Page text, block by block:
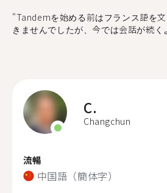
"​​Tandemを始める前はフランス語を
きませんでしたが、今では会話が続
C.
Changchun
流暢
中国語（簡体字）